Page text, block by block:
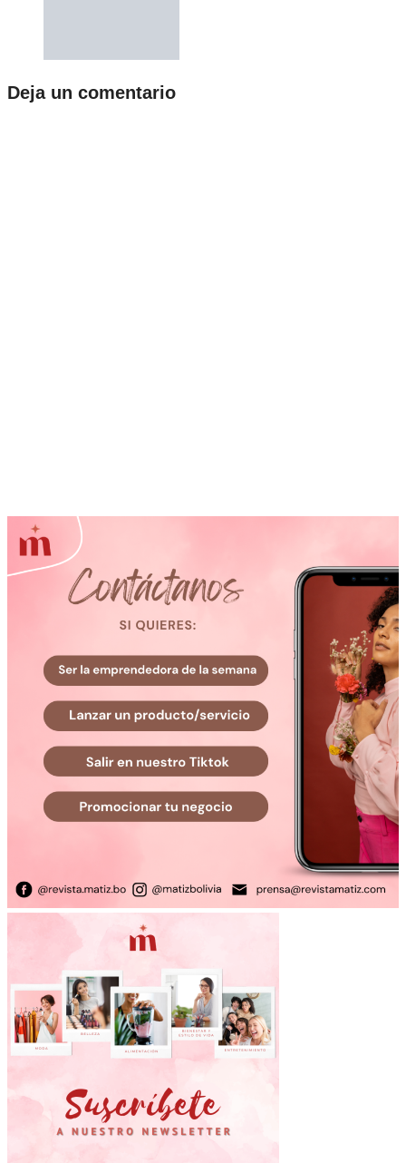
Deja un comentario